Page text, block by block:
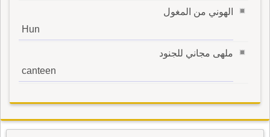
الهوني من المغول
Hun
ملهى مجاني للجنود
canteen